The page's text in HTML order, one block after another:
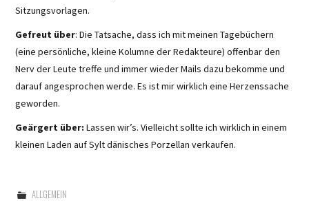
Sitzungsvorlagen.
Gefreut über: Die Tatsache, dass ich mit meinen Tagebüchern
(eine persönliche, kleine Kolumne der Redakteure) offenbar den
Nerv der Leute treffe und immer wieder Mails dazu bekomme und
darauf angesprochen werde. Es ist mir wirklich eine Herzenssache
geworden.
Geärgert über: Lassen wir’s. Vielleicht sollte ich wirklich in einem
kleinen Laden auf Sylt dänisches Porzellan verkaufen.
ALLGEMEIN